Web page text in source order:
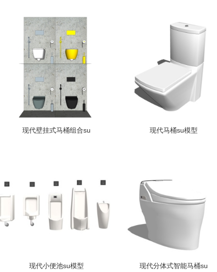
现代壁挂式马桶组合su 现代马桶su模型
现代小便池su模型 现代分体式智能马桶su